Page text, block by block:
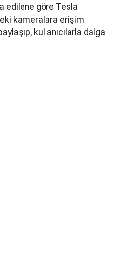
edilene göre Tesla
kameralara erişim
kullanıcılarla dalga